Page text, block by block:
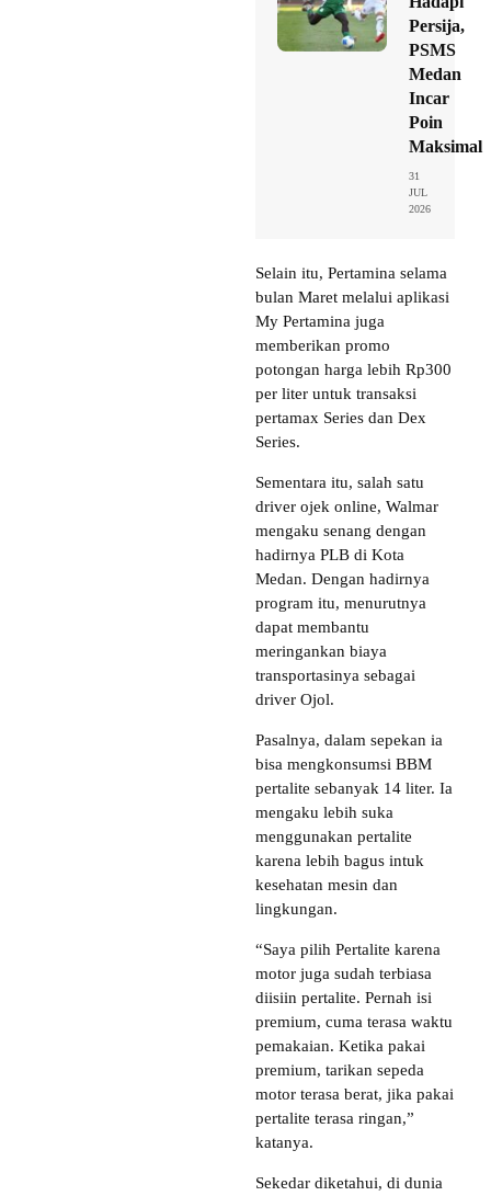
Persija,
PSMS
Medan
Incar
Poin
Maksimal
31
JUL
2026
Selain itu, Pertamina selama
bulan Maret melalui aplikasi
My Pertamina juga
memberikan promo
potongan harga lebih Rp300
per liter untuk transaksi
pertamax Series dan Dex
Series.
Sementara itu, salah satu
driver ojek online, Walmar
mengaku senang dengan
hadirnya PLB di Kota
Medan. Dengan hadirnya
program itu, menurutnya
dapat membantu
meringankan biaya
transportasinya sebagai
driver Ojol.
Pasalnya, dalam sepekan ia
bisa mengkonsumsi BBM
pertalite sebanyak 14 liter. Ia
mengaku lebih suka
menggunakan pertalite
karena lebih bagus intuk
kesehatan mesin dan
lingkungan.
“Saya pilih Pertalite karena
motor juga sudah terbiasa
diisiin pertalite. Pernah isi
premium, cuma terasa waktu
pemakaian. Ketika pakai
premium, tarikan sepeda
motor terasa berat, jika pakai
pertalite terasa ringan,”
katanya.
Sekedar diketahui, di dunia